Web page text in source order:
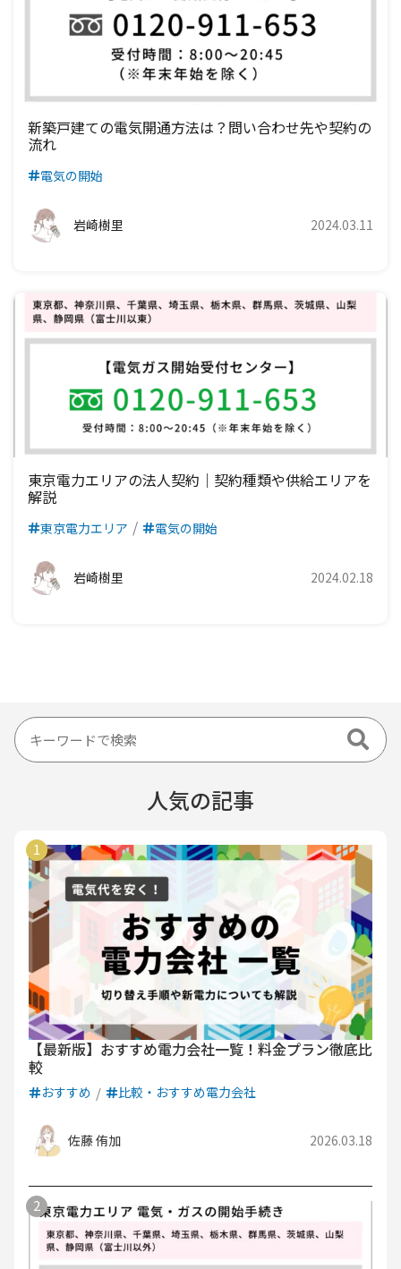
新築戸建ての電気開通方法は？問い合わせ先や契約の
流れ
電気の開始
岩崎樹里 2024.03.11
東京電力エリアの法人契約｜契約種類や供給エリアを
解説
東京電力エリア 電気の開始
岩崎樹里 2024.02.18
人気の記事
【最新版】おすすめ電力会社一覧！料金プラン徹底比
較
おすすめ 比較・おすすめ電力会社
佐藤 侑加 2026.03.18